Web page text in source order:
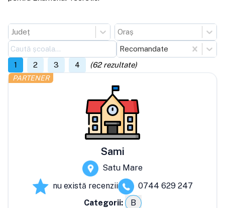
Județ
Oraș
Recomandate
1
2 3 4 (62rezultate)
PARTENER
Sami
Satu Mare
nu există recenzii
0744 629 247
Categorii:
B